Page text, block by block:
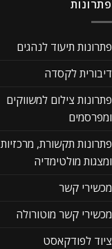
פתרונות
פתרונות תיעוד לנהגים
דיבורית לקסדה
פתרונות צילום למשווקים
ומפרסמים
פתרונות תקשורת, מרכזיות
ומצגות מולטימדיה
מכשירי קשר
מכשירי קשר מוטורולה
ציוד לפודקאסט